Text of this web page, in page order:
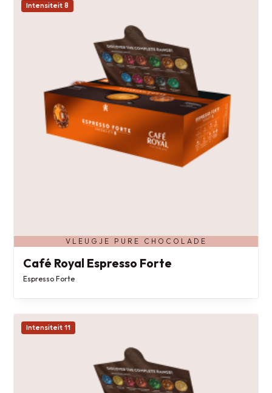
Intensiteit 8
VLEUGJE PURE CHOCOLADE
Café Royal Espresso Forte
Espresso Forte
Intensiteit 11